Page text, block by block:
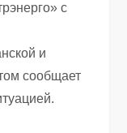
с
и
сообщает